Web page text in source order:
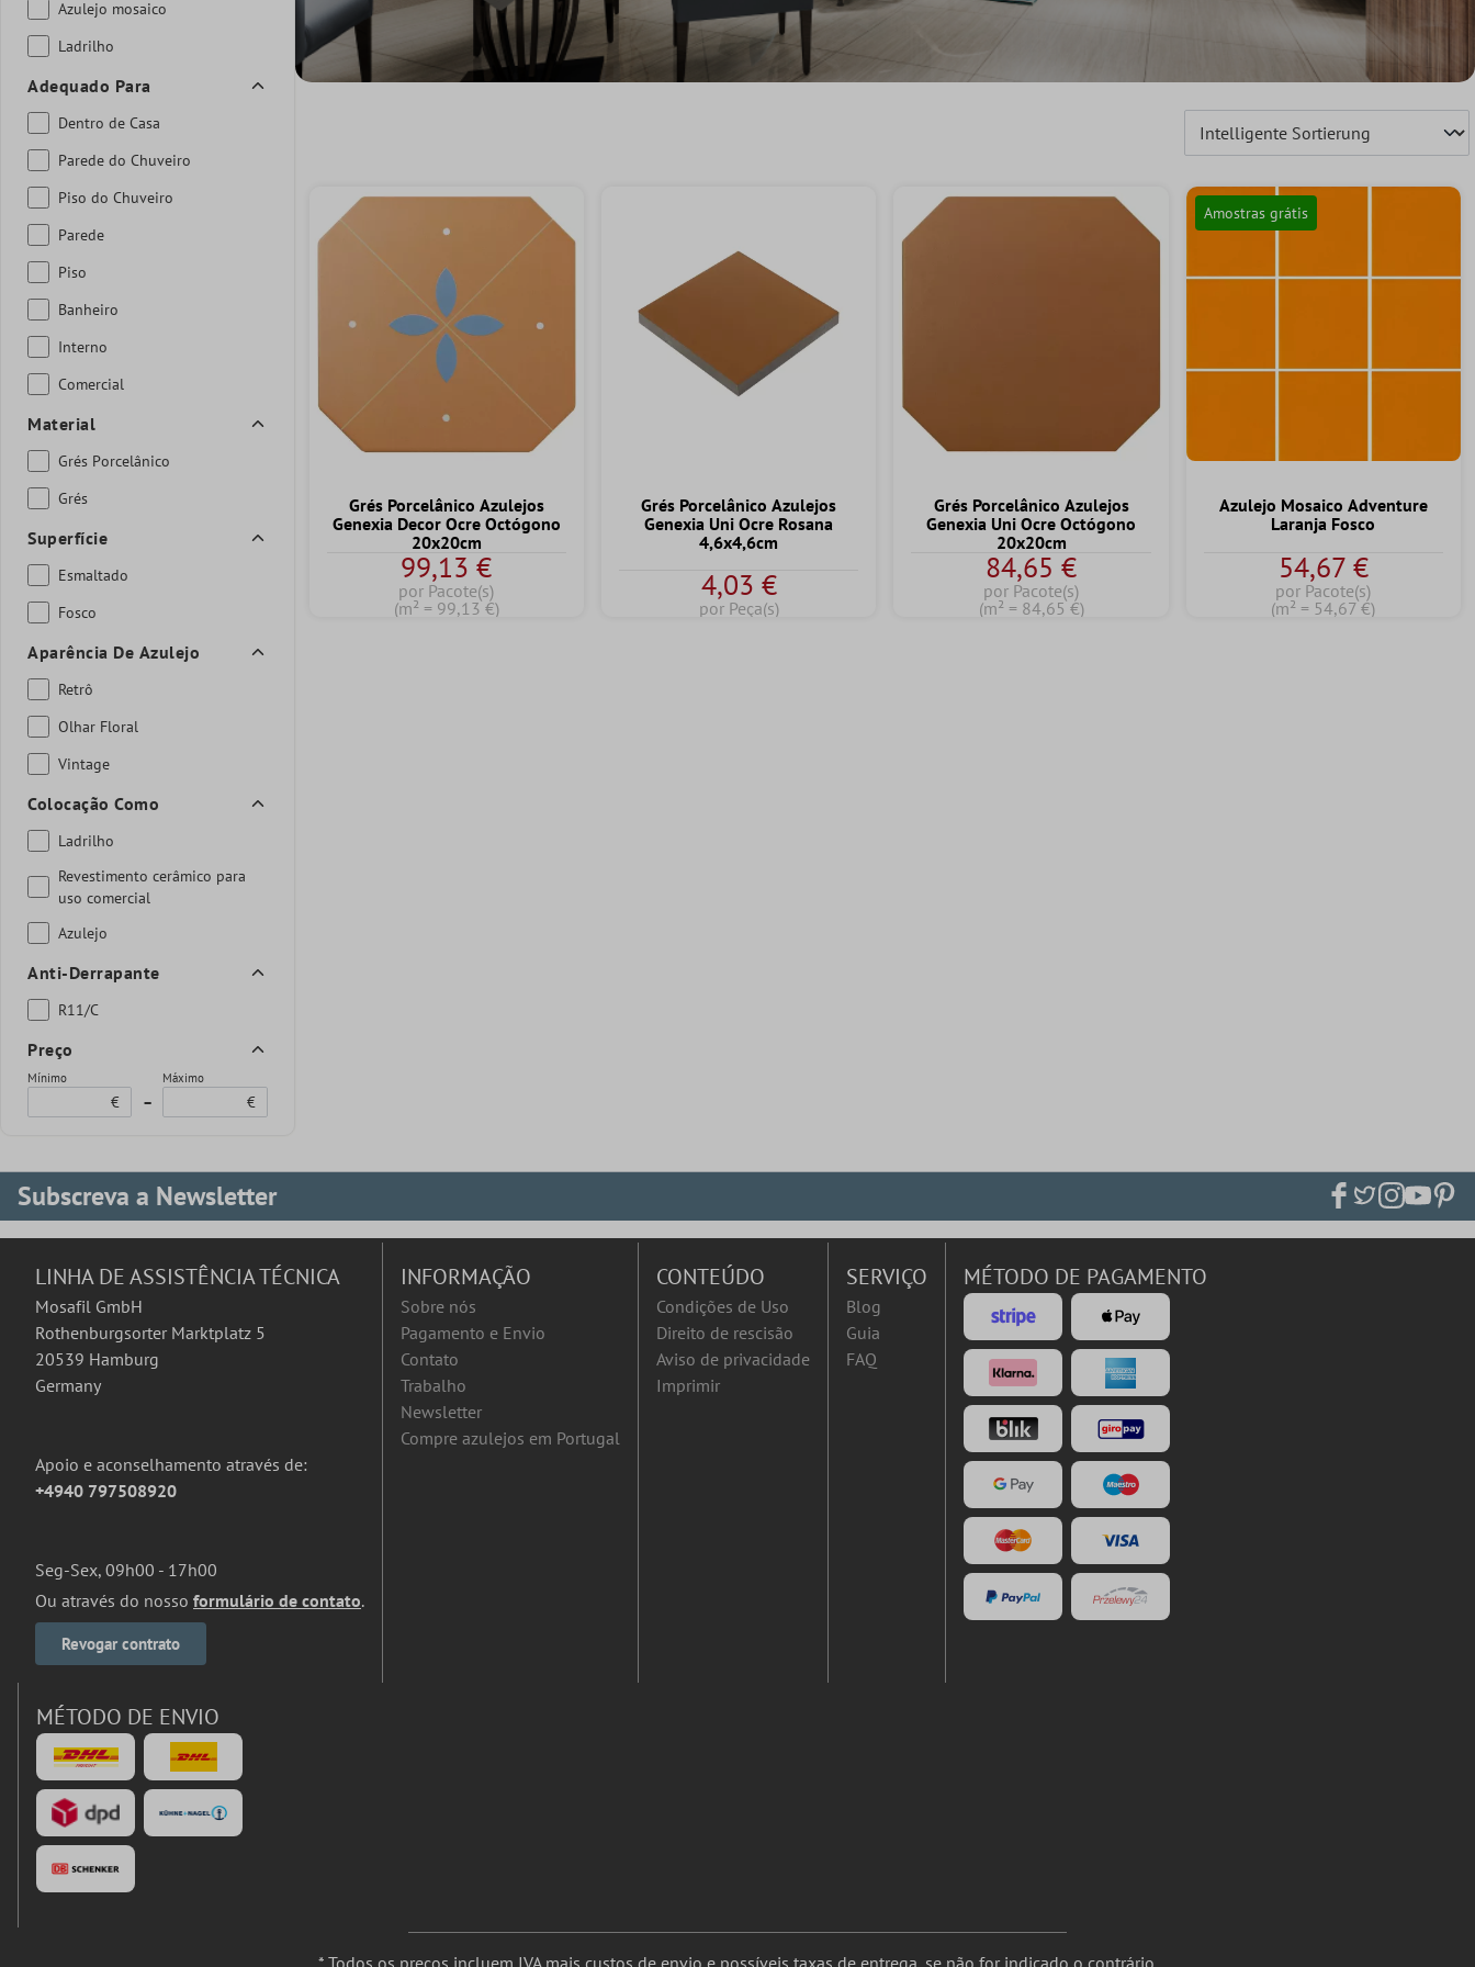
Azulejo mosaico
Ladrilho
Adequado Para
Dentro de Casa
Parede do Chuveiro
Piso do Chuveiro
Parede
Piso
Banheiro
Interno
Comercial
Material
Grés Porcelânico
Grés
Superfície
Esmaltado
Fosco
Aparência De Azulejo
Retrô
Olhar Floral
Vintage
Colocação Como
Ladrilho
Revestimento cerâmico para
uso comercial
Azulejo
Anti-Derrapante
R11/C
Preço
Mínimo
€ –
Máximo
€
Grés Porcelânico Azulejos
Genexia Decor Ocre Octógono
20x20cm
99,13 €
por Pacote(s)
(m² = 99,13 €)
Grés Porcelânico Azulejos
Genexia Uni Ocre Rosana
4,6x4,6cm
4,03 €
por Peça(s)
Grés Porcelânico Azulejos
Genexia Uni Ocre Octógono
20x20cm
84,65 €
por Pacote(s)
(m² = 84,65 €)
Amostras grátis
Azulejo Mosaico Adventure
Laranja Fosco
54,67 €
por Pacote(s)
(m² = 54,67 €)
Subscreva a Newsletter
LINHA DE ASSISTÊNCIA TÉCNICA
Mosafil GmbH
Rothenburgsorter Marktplatz 5
20539 Hamburg
Germany
Apoio e aconselhamento através de:
+4940 797508920
Seg-Sex, 09h00 - 17h00
Ou através do nosso formulário de contato.
Revogar contrato
INFORMAÇÃO
Sobre nós
Pagamento e Envio
Contato
Trabalho
Newsletter
Compre azulejos em Portugal
CONTEÚDO
Condições de Uso
Direito de rescisão
Aviso de privacidade
Imprimir
SERVIÇO
Blog
Guia
FAQ
MÉTODO DE PAGAMENTO
MÉTODO DE ENVIO
* Todos os preços incluem IVA mais custos de envio e possíveis taxas de entrega, se não for indicado o contrário.